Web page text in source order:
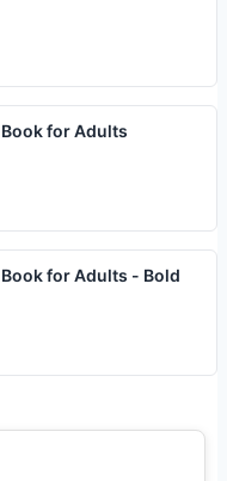
for Adults
for Adults - Bold